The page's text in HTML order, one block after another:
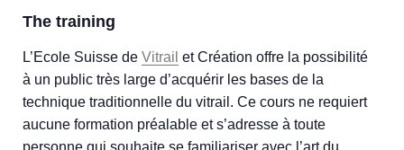
The training
L’Ecole Suisse de Vitrail et Création offre la possibilité
à un public très large d’acquérir les bases de la
technique traditionnelle du vitrail. Ce cours ne requiert
aucune formation préalable et s’adresse à toute
personne qui souhaite se familiariser avec l’art du